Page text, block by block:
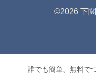
©2026 下
誰でも簡単、無料で